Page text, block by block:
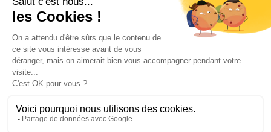
Quénéquillec
22160 Carnoët
02 96 91 62 26
Mentions légales